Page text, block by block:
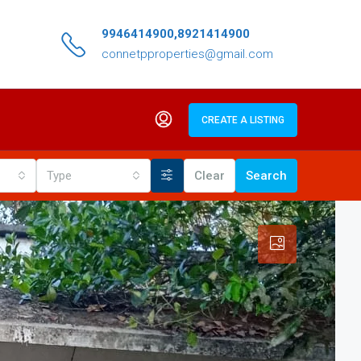
9946414900,8921414900
connetpproperties@gmail.com
CREATE A LISTING
Type Clear Search